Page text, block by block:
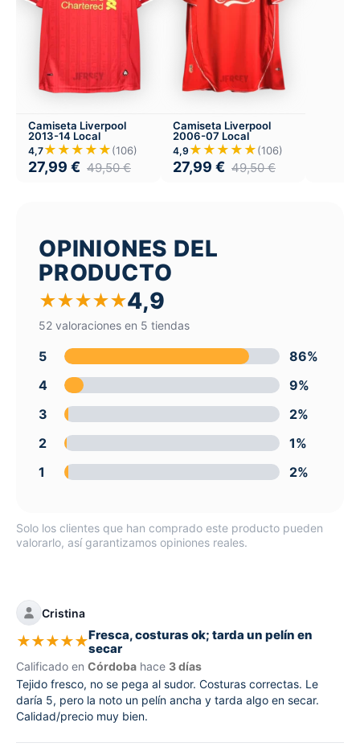
Camiseta Liverpool
2013-14 Local
4,7★★★★★(106)
27,99 € 49,50€
Camiseta Liverpool
2006-07 Local
4,9 ★★★★★(106)
27,99 € 49,50€
OPINIONES DEL
PRODUCTO
★★★★★4,9
52 valoraciones en 5 tiendas
5
86%
4
9%
3
2%
2
1%
1
2%
Solo los clientes que han comprado este producto pueden
valorarlo, así garantizamos opiniones reales.
Cristina
★★★★★Fresca, costuras ok; tarda un pelín en
secar
Calificado en Córdoba hace 3 días
Tejido fresco, no se pega al sudor. Costuras correctas. Le
daría 5, pero la noto un pelín ancha y tarda algo en secar.
Calidad/precio muy bien.